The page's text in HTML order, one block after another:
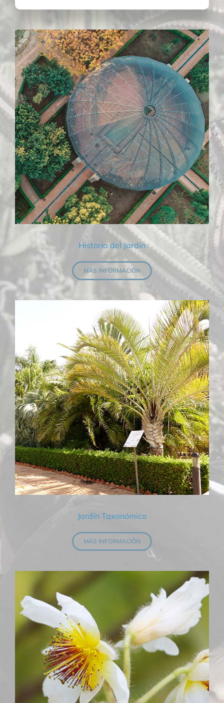
Historía del Jardín
MÁS INFORMACIÓN
Jardín Taxonómico
MÁS INFORMACIÓN